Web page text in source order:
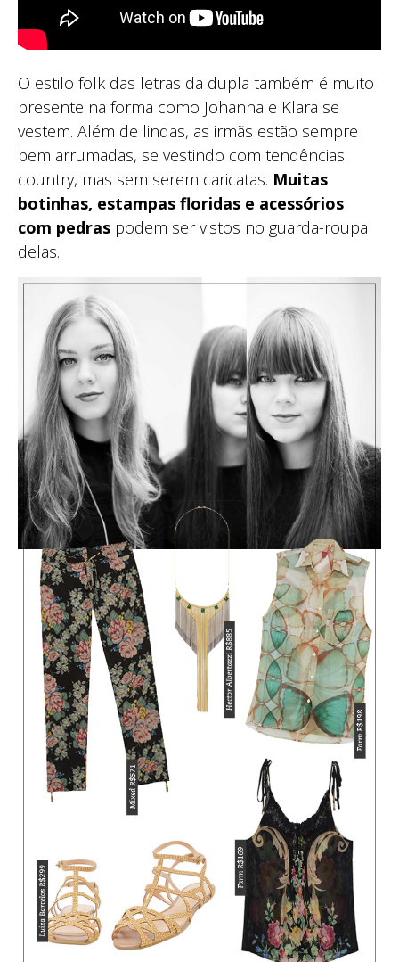
O estilo folk das letras da dupla também é muito
presente na forma como Johanna e Klara se
vestem. Além de lindas, as irmãs estão sempre
bem arrumadas, se vestindo com tendências
country, mas sem serem caricatas. Muitas
botinhas, estampas floridas e acessórios
com pedras podem ser vistos no guarda-roupa
delas.